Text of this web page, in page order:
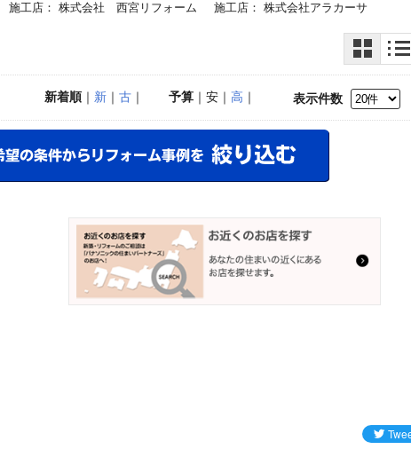
施工店： 株式会社 西宮リフォーム 施工店： 株式会社アラカーサ
表示件数
予算｜安｜ 高 ｜
新着順｜ 新｜ 古｜